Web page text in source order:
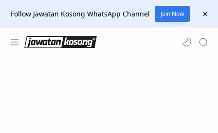
Follow Jawatan Kosong WhatsApp Channel Join Now